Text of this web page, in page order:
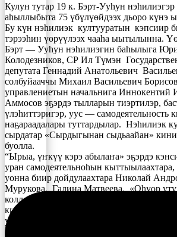
Кулун тутар 19 к. Бэрт-Ууһун
аһыллыбыта 75 үбүлүөйдээх дьоро күнэ
Бу күн нэһилиэк култууратын кэпсиир
тэрээһин үөрүүлээх чааһа ыытылынна.
Бэрт — Ууһун нэһилиэгин баһылыга
Колодезников, СР Ил Түмэн
депутата Геннадий Анатольевич
солбуйааччы Михаил Васильевич
управлениетын начальнига Иннокентий
Аммосов эҕэрдэ тылларын тиэртилэр,
үлэһиттэригэр, уус — самодеятельность
наҕараадалары туттардылар. Нэһилиэк
сырдатар «Сырдыгынан сыдьаайан»
буолла.
“Ырыа, үҥкүү кэрэ абылаҥа» эҕэрдэ
уран самодеятельноһын кыттыылаахтара,
уонна биир дойдулаахтара Николай
Мурукова, Галина Матвеева, «Оһуор
коллектива ( сал. Анна Винокурова),
киэргэттилэр. Дьоро күн Николай
уонна мелодиятыгар «Бэрт Ууһа» диэн
хорун толоруутунан түмүктэннэ.